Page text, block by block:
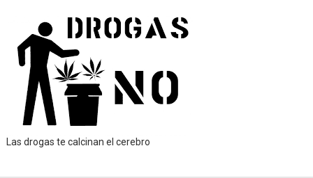
Las drogas te calcinan el cerebro